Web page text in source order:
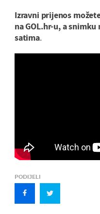
Izravni prijenos
na GOL.hr-u, a
satima.
PODIJELI